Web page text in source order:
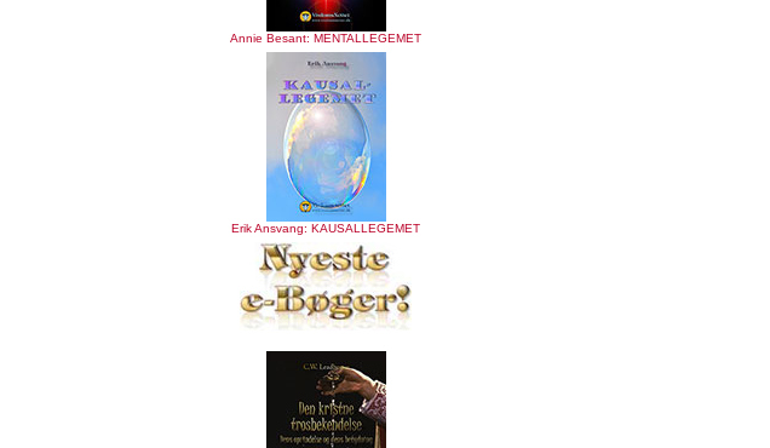
Annie Besant: MENTALLEGEMET
Erik Ansvang: KAUSALLEGEMET